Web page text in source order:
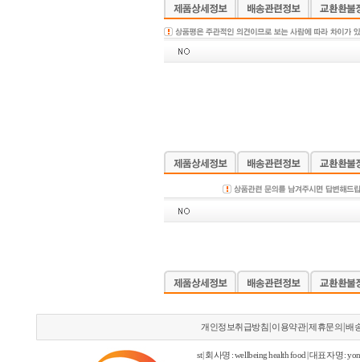
개인정보취급방침 이용약관|제휴문의 |배
st | 회사명 : wellbeing health food | 대표자명 :